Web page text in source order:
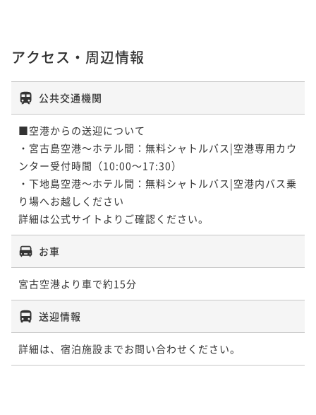
アクセス・周辺情報
公共交通機関
■空港からの送迎について
・宮古島空港～ホテル間：無料シャトルバス|空港専用カウ
ンター受付時間（10:00～17:30）
・下地島空港～ホテル間：無料シャトルバス|空港内バス乗
り場へお越しください
お車
送迎情報
詳細は、宿泊施設までお問い合わせください。